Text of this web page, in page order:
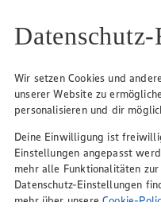
Dominique Klingsiek
Mark
Wir setzen Cookies und
unserer Website zu
personalisieren und dir
Deine Einwilligung ist
Einstellungen angepasst
mehr alle Funktionalitäten
Datenschutz-Einstellungen
mehr über unsereCookie-